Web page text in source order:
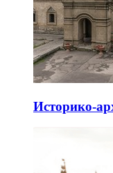
Историко-